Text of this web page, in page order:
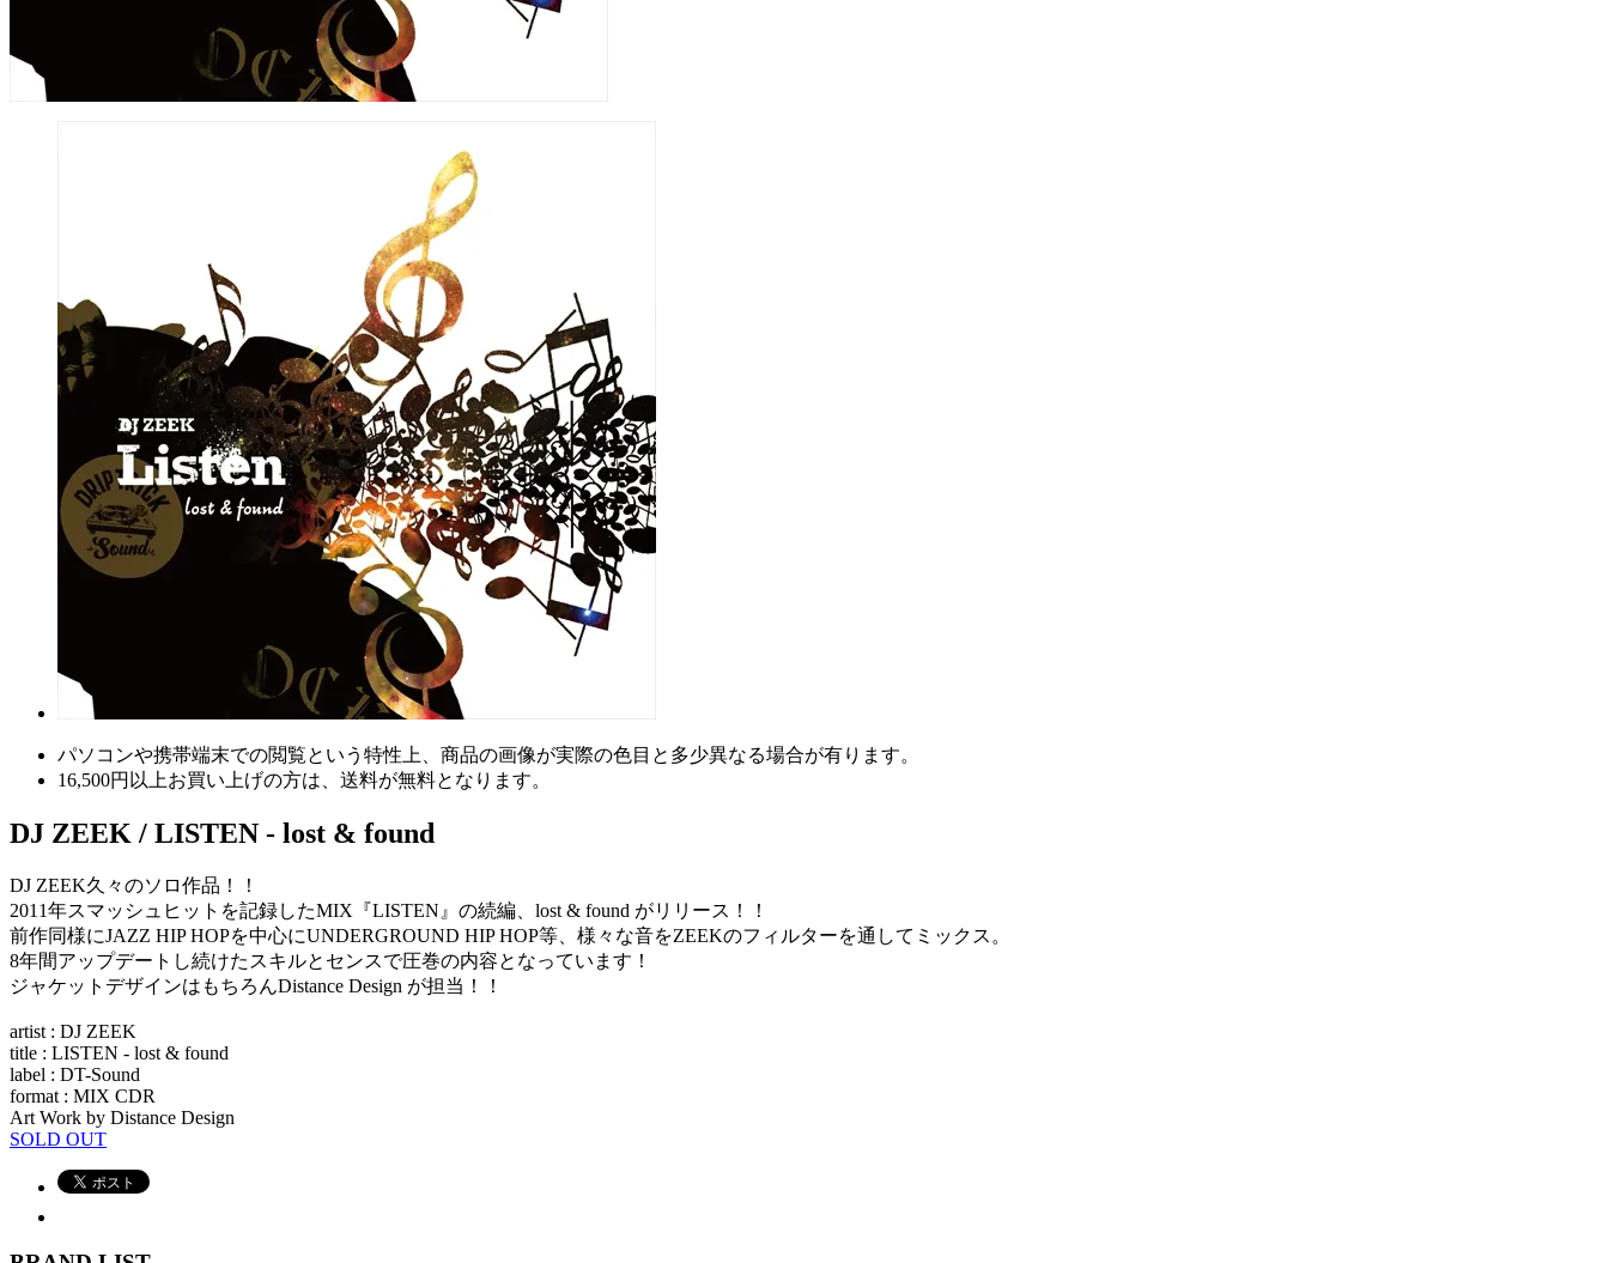
パソコンや携帯端末での閲覧という特性上、商品の画像が実際の色目と多少異なる場合が有ります。
16,500円以上お買い上げの方は、 送料が無料となります。
DJ ZEEK / LISTEN - lost & found
DJ ZEEK久々のソロ作品！！
2011年スマッシュヒットを記録したMIX『LISTEN』の続編、lost & found がリリース！！
前作同様にJAZZ HIP HOPを中心にUNDERGROUND HIP HOP等、様々な音をZEEKのフィルターを通してミックス。
8年間アップデートし続けたスキルとセンスで圧巻の内容となっています！
ジャケットデザインはもちろんDistance Design が担当！！
artist : DJ ZEEK
title : LISTEN - lost & found
label : DT-Sound
format : MIX CDR
Art Work by Distance Design
SOLD OUT